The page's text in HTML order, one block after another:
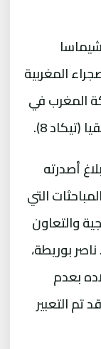
المغربية
المغرب في
8).
أصدرته
التي
والتعاون
بوريطة،
بعدم
تم التعبير